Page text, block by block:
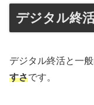
デジタル終
デジタル終活と一
すさです。